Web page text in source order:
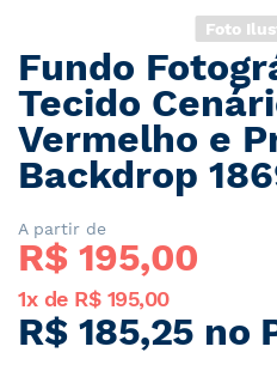
Foto
Saltar
para
o
início
da
Galeria
de
imagens
Fundo
Tecido
Vermelho e
Backdrop
A partir de
R$ 195,00
1x de R$ 195,00
R$ 185,25 no